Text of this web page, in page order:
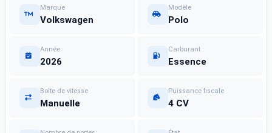
Marque
Volkswagen
Modèle
Polo
Année
2026
Carburant
Essence
Boîte de vitesse
Manuelle
Puissance fiscale
4 CV